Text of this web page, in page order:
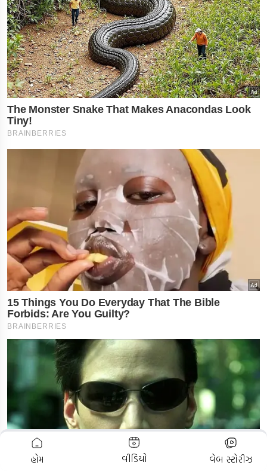
ADVERTISEMENT
હોમ વીડિયો વેબ સ્ટોરીઝ